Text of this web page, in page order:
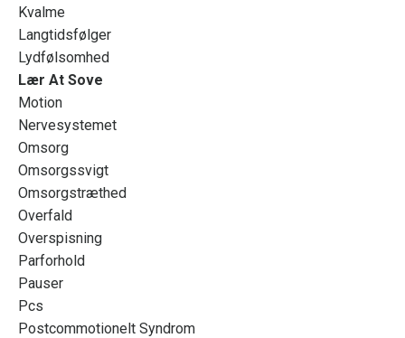
Kvalme
Langtidsfølger
Lydfølsomhed
Lær At Sove
Motion
Nervesystemet
Omsorg
Omsorgssvigt
Omsorgstræthed
Overfald
Overspisning
Parforhold
Pauser
Pcs
Postcommotionelt Syndrom